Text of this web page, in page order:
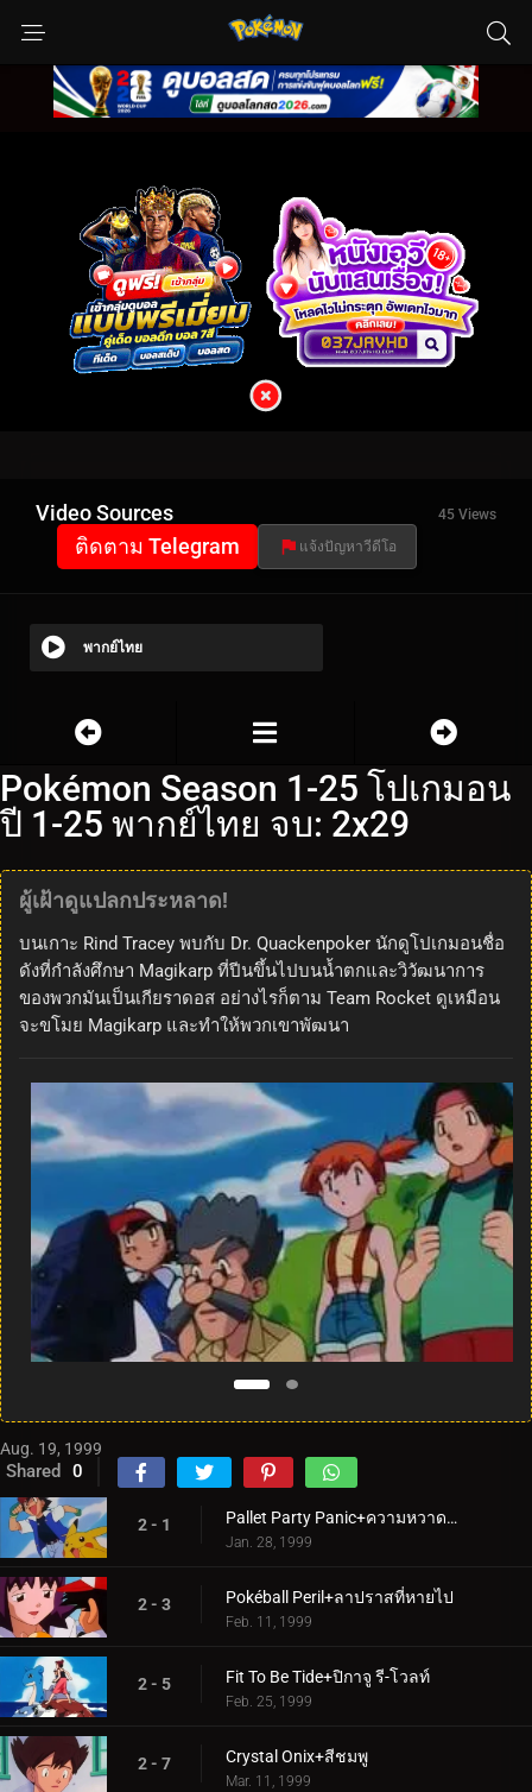
Video Sources 45 Views
ติดตาม Telegram แจ้งปัญหาวีดีโอ
พากย์ไทย
Pokémon Season 1-25 โปเกมอน
ปี 1-25 พากย์ไทย จบ: 2x29
ผู้เฝ้าดูแปลกประหลาด!
บนเกาะ Rind Tracey พบกับ Dr. Quackenpoker นักดูโปเกมอนชื่อ
ดังที่กำลังศึกษา Magikarp ที่ปีนขึ้นไปบนน้ำตกและวิวัฒนาการ
ของพวกมันเป็นเกียราดอส อย่างไรก็ตาม Team Rocket ดูเหมือน
จะขโมย Magikarp และทำให้พวกเขาพัฒนา
Aug. 19, 1999
Shared 0
2 - 1 Pallet Party Panic+ความหวาดกลัวในอากาศ
Jan. 28, 1999
2 - 3 Pokéball Peril+ลาปราสที่หายไป
Feb. 11, 1999
2 - 5 Fit To Be Tide+ปิกาจู รี-โวลท์
Feb. 25, 1999
2 - 7 Crystal Onix+สีชมพู
Mar. 11, 1999